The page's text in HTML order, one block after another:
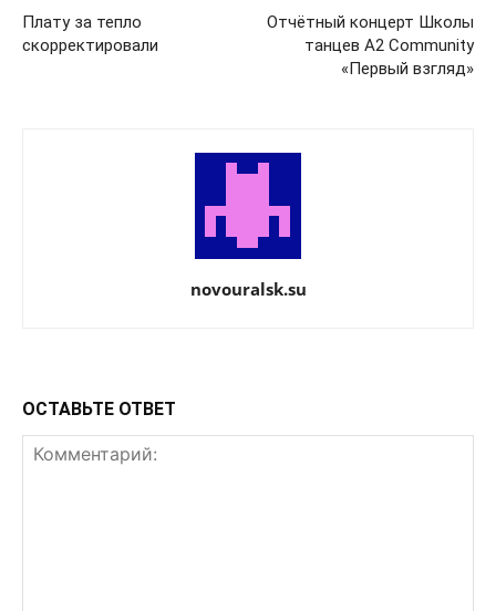
Плату за тепло
скорректировали
Отчётный концерт Школы
танцев А2 Community
«Первый взгляд»
novouralsk.su
ОСТАВЬТЕ ОТВЕТ